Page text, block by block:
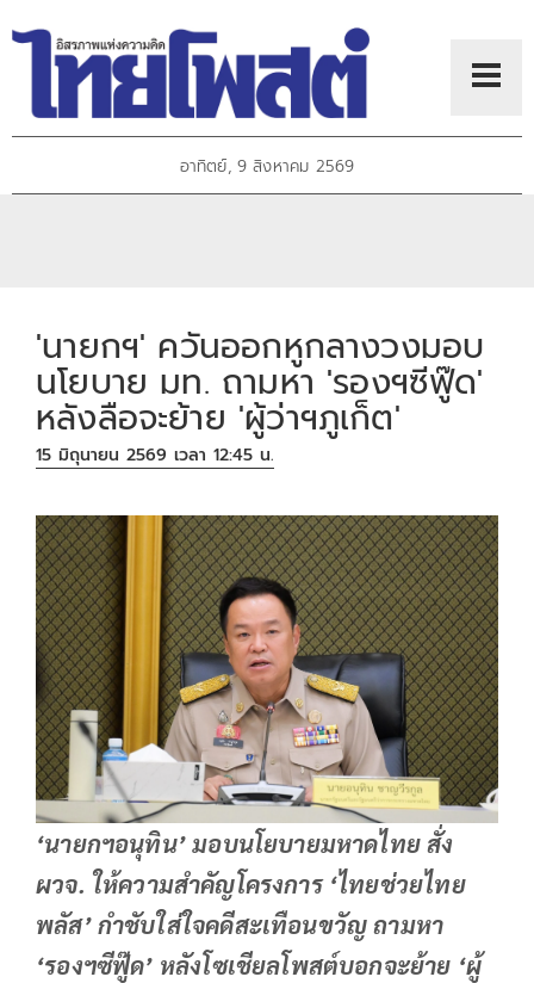
อาทิตย์, 9 สิงหาคม 2569
'นายกฯ' ควันออกหูกลางวงมอบ
นโยบาย มท. ถามหา 'รองฯซีฟู๊ด'
หลังลือจะย้าย 'ผู้ว่าฯภูเก็ต'
15 มิถุนายน 2569 เวลา 12:45 น.
‘นายกฯอนุทิน’ มอบนโยบายมหาดไทย สั่ง
ผวจ. ให้ความสำคัญโครงการ ‘ไทยช่วยไทย
พลัส’ กำชับใส่ใจคดีสะเทือนขวัญ ถามหา
‘รองฯซีฟู๊ด’ หลังโซเชียลโพสต์บอกจะย้าย ‘ผู้